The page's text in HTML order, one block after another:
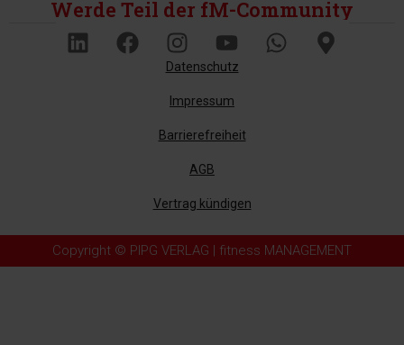
Werde Teil der fM-Community
Datenschutz
Impressum
Barrierefreiheit
AGB
Vertrag kündigen
Copyright © PIPG VERLAG | fitness MANAGEMENT